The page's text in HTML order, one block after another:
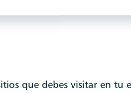
que debes visitar en tu